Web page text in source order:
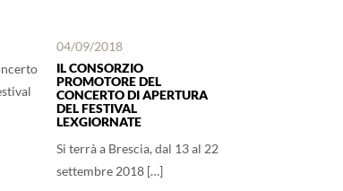
04/09/2018
IL CONSORZIO
PROMOTORE DEL
CONCERTO DI APERTURA
DEL FESTIVAL
LEXGIORNATE
Si terrà a Brescia, dal 13 al 22
settembre 2018 […]